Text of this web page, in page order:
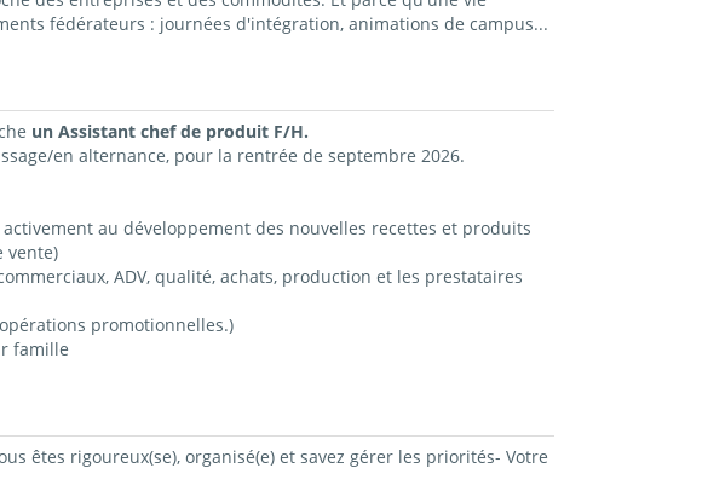
fédérateurs : journées d'intégration, animations de campus...
un Assistant chef de produit F/H.
en alternance, pour la rentrée de septembre 2026.
au développement des nouvelles recettes et produits
vente)
ADV, qualité, achats, production et les prestataires
promotionnelles.)
famille
êtes rigoureux(se), organisé(e) et savez gérer les priorités- Votre